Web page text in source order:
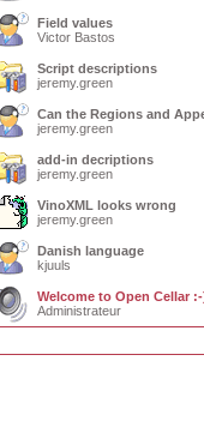
Field values
Victor Bastos
Script descriptions
jeremy.green
Can the Regions and
jeremy.green
add-in decriptions
jeremy.green
VinoXML looks wrong
jeremy.green
Danish language
kjuuls
Welcome to Open Cellar
Administrateur